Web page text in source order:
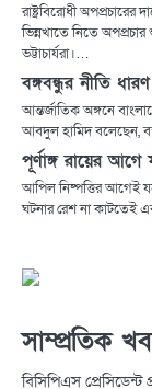
রাষ্ট্রবিরোধী
ভিন্নখাতে নিতে
ভট্টাচার্যরা।…
বঙ্গবন্ধুর নীতি
আন্তর্জাতিক অঙ্গনে
আবদুল হামিদ বলেছেন,
পূর্ণাঙ্গ রায়ের
আপিল নিষ্পত্তির আগেই
ঘটনার রেশ না কাটতেই
সাম্প্রতিক
বিসিপিএস